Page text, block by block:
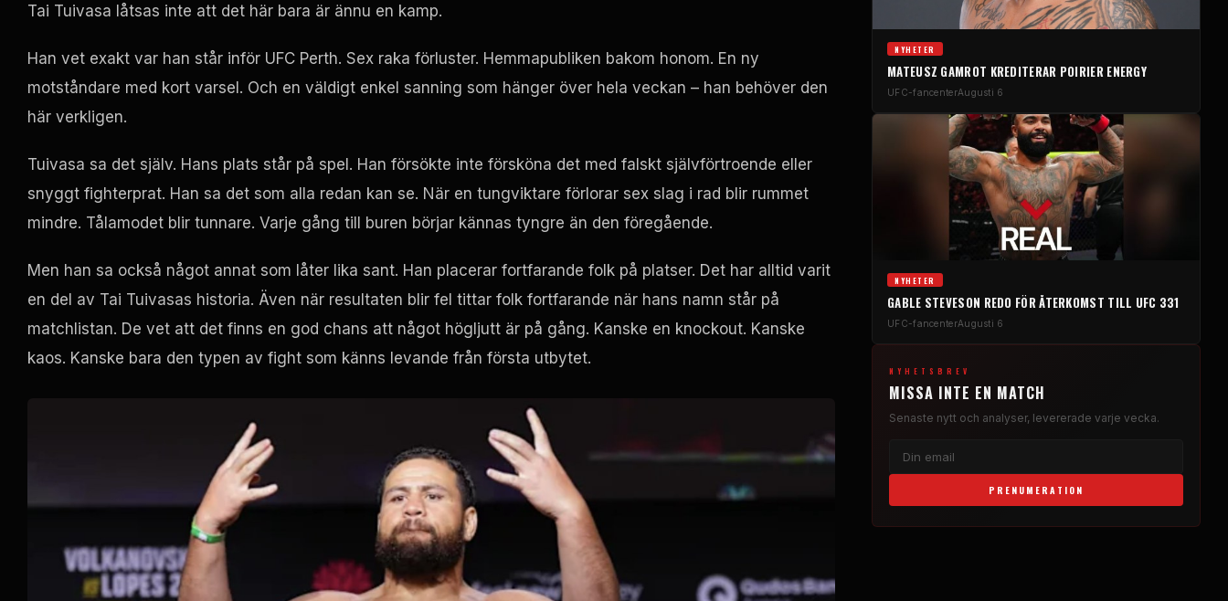
Tai Tuivasa låtsas inte att det här bara är ännu en kamp.
Han vet exakt var han står inför UFC Perth. Sex raka förluster. Hemmapubliken bakom honom. En ny
motståndare med kort varsel. Och en väldigt enkel sanning som hänger över hela veckan – han behöver den
här verkligen.
Tuivasa sa det själv. Hans plats står på spel. Han försökte inte försköna det med falskt självförtroende eller
snyggt fighterprat. Han sa det som alla redan kan se. När en tungviktare förlorar sex slag i rad blir rummet
mindre. Tålamodet blir tunnare. Varje gång till buren börjar kännas tyngre än den föregående.
Men han sa också något annat som låter lika sant. Han placerar fortfarande folk på platser. Det har alltid varit
en del av Tai Tuivasas historia. Även när resultaten blir fel tittar folk fortfarande när hans namn står på
matchlistan. De vet att det finns en god chans att något högljutt är på gång. Kanske en knockout. Kanske
kaos. Kanske bara den typen av fight som känns levande från första utbytet.
NYHETER
MATEUSZ GAMROT KREDITERAR POIRIER ENERGY
UFC-fancenterAugusti 6
NYHETER
GABLE STEVESON REDO FÖR ÅTERKOMST TILL UFC 331
UFC-fancenterAugusti 6
NYHETSBREV
MISSA INTE EN MATCH
Senaste nytt och analyser, levererade varje vecka.
PRENUMERATION